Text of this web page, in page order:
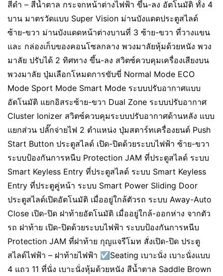
สีดำ – สีน้ำตาล กระจกหน้าต่างไฟฟ้า ขึ้น-ลง อัตโนมัติ ทั้ง 4
บาน มาตรวัดแบบ Super Vision ม่านบังแดดประตูสไลด์
ซ้าย-ขวา ม่านบังแดดหน้าต่างบานที่ 3 ซ้าย-ขวา ที่วางแขน
และ กล่องเก็บของคอนโซลกลาง พวงมาลัยหุ้มด้วยหนัง พวง
มาลัย ปรับได้ 2 ทิศทาง ขึ้น-ลง สวิตซ์ควบคุมเครื่องเสียงบน
พวงมาลัย ปุ่มเลือกโหมดการขับขี่ Normal Mode ECO
Mode Sport Mode Smart Mode ระบบปรับอากาศแบบ
อัตโนมัติ แยกอิสระซ้าย-ขวา Dual Zone ระบบปรับอากาศ
Cluster Ionizer สวิตซ์ควบคุมระบบปรับอากาศด้านหลัง แบบ
แยกส่วน ปลั๊กจ่ายไฟ 2 ตำแหน่ง ปุ่มสตาร์ทเครื่องยนต์ Push
Start Button ประตูสไลด์ เปิด-ปิดด้วยระบบไฟฟ้า ซ้าย-ขวา
ระบบป้องกันการหนีบ Protection JAM ที่ประตูสไลด์ ระบบ
Smart Keyless Entry ที่ประตูสไลด์ ระบบ Smart Keyless
Entry ที่ประตูคู่หน้า ระบบ Smart Power Sliding Door
ประตูสไลด์เปิดอัตโนมัติ เมื่ออยู่ใกล้ตัวรถ ระบบ Away-Auto
Close เปิด-ปิด ฝาท้ายอัตโนมัติ เมื่ออยู่ใกล้-ออกห่าง จากตัว
รถ ฝาท้าย เปิด-ปิดด้วยระบบไฟฟ้า ระบบป้องกันการหนีบ
Protection JAM ที่ฝาท้าย กุญแจรีโมท สั่งเปิด-ปิด ประตู
สไลด์ไฟฟ้า – ฝาท้ายไฟฟ้า ☑️Seating เบาะนั่ง เบาะนั่งแบบ
4 แถว 11 ที่นั่ง เบาะนั่งหุ้มด้วยหนัง สีน้ำตาล Saddle Brown